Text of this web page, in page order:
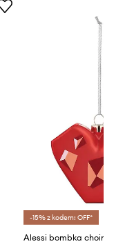
-15% z kodem: OFF*